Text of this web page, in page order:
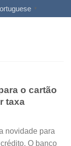
▼
o cartão
taxa
novidade para
O banco